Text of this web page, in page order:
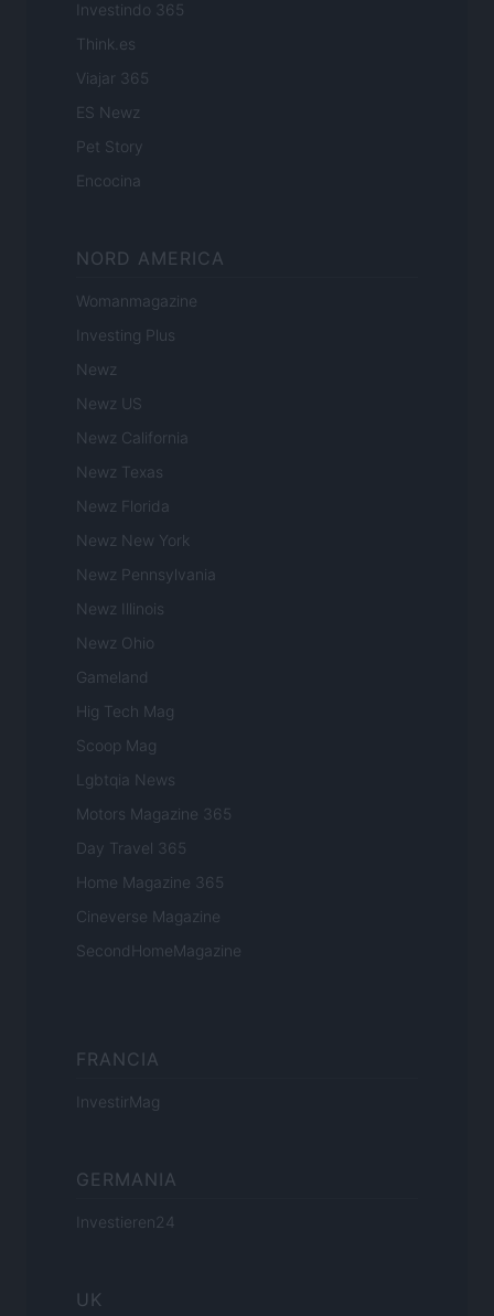
Investindo 365
Think.es
Viajar 365
ES Newz
Pet Story
Encocina
NORD AMERICA
Womanmagazine
Investing Plus
Newz
Newz US
Newz California
Newz Texas
Newz Florida
Newz New York
Newz Pennsylvania
Newz Illinois
Newz Ohio
Gameland
Hig Tech Mag
Scoop Mag
Lgbtqia News
Motors Magazine 365
Day Travel 365
Home Magazine 365
Cineverse Magazine
SecondHomeMagazine
FRANCIA
InvestirMag
GERMANIA
Investieren24
UK